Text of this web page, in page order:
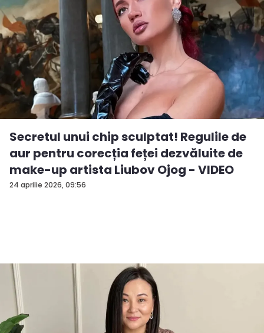
24 aprilie 2026, 09:56
Secretul unui chip sculptat! Regulile de
aur pentru corecția feței dezvăluite de
make-up artista Liubov Ojog - VIDEO